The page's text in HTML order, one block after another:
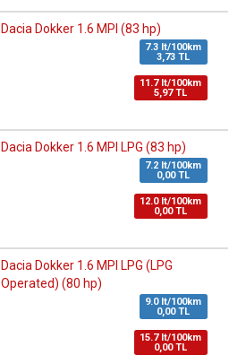
Dacia Dokker 1.6 MPI (83 hp)
7.3 lt/100km
3,73 TL
11.7 lt/100km
5,97 TL
Dacia Dokker 1.6 MPI LPG (83 hp)
7.2 lt/100km
0,00 TL
12.0 lt/100km
0,00 TL
Dacia Dokker 1.6 MPI LPG (LPG
Operated) (80 hp)
9.0 lt/100km
0,00 TL
15.7 lt/100km
0,00 TL